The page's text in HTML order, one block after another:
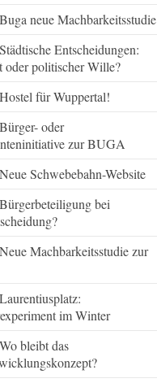
neue Machbarkeitsstudie
Entscheidungen:
oder politischer Wille?
für Wuppertal!
oder
zur BUGA
Schwebebahn-Website
bei
Machbarkeitsstudie zur
im Winter
bleibt das